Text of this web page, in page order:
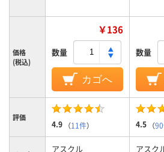
価格
(税込)
￥136
数量
カゴへ
数量
評価
4.9 （11件） 4.5 （
アスクル アスク